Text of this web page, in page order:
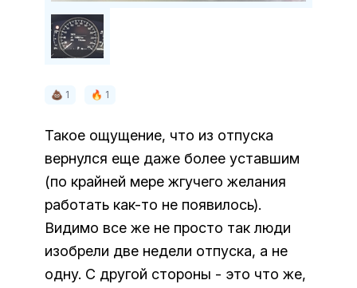
💩 1 🔥 1
Такое ощущение, что из отпуска
вернулся еще даже более уставшим
(по крайней мере жгучего желания
работать как-то не появилось).
Видимо все же не просто так люди
изобрели две недели отпуска, а не
одну. С другой стороны - это что же,